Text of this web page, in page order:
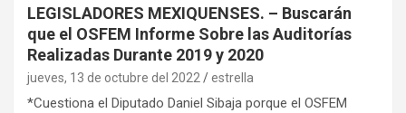
LEGISLADORES MEXIQUENSES. – Buscarán
que el OSFEM Informe Sobre las Auditorías
Realizadas Durante 2019 y 2020
jueves, 13 de octubre del 2022 estrella
*Cuestiona el Diputado Daniel Sibaja porque el OSFEM